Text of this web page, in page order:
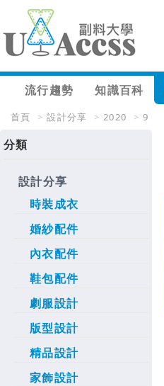
流行趨勢 知識百科
首頁 > 設計分享 > 2020 > 9
分類
設計分享
時裝成衣
婚紗配件
內衣配件
鞋包配件
劇服設計
版型設計
精品設計
家飾設計